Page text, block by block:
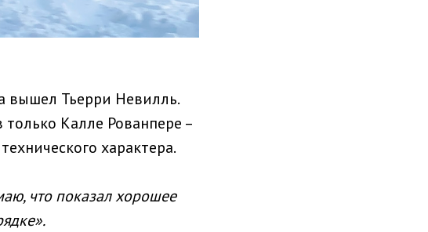
вышел Тьерри Невилль.
Калле Рованпере –
характера.
что показал хорошее